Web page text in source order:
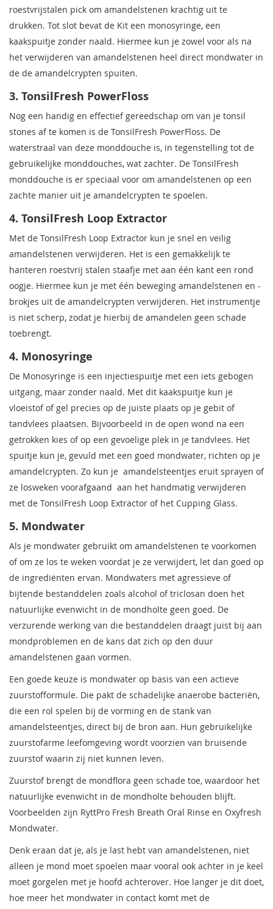
roestvrijstalen pick om amandelstenen krachtig uit te
drukken. Tot slot bevat de Kit een monosyringe, een
kaakspuitje zonder naald. Hiermee kun je zowel voor als na
het verwijderen van amandelstenen heel direct mondwater in
de de amandelcrypten spuiten.
3. TonsilFresh PowerFloss
Nog een handig en effectief gereedschap om van je tonsil
stones af te komen is de TonsilFresh PowerFloss. De
waterstraal van deze monddouche is, in tegenstelling tot de
gebruikelijke monddouches, wat zachter. De TonsilFresh
monddouche is er speciaal voor om amandelstenen op een
zachte manier uit je amandelcrypten te spoelen.
4. TonsilFresh Loop Extractor
Met de TonsilFresh Loop Extractor kun je snel en veilig
amandelstenen verwijderen. Het is een gemakkelijk te
hanteren roestvrij stalen staafje met aan één kant een rond
oogje. Hiermee kun je met één beweging amandelstenen en -
brokjes uit de amandelcrypten verwijderen. Het instrumentje
is niet scherp, zodat je hierbij de amandelen geen schade
toebrengt.
4. Monosyringe
De Monosyringe is een injectiespuitje met een iets gebogen
uitgang, maar zonder naald. Met dit kaakspuitje kun je
vloeistof of gel precies op de juiste plaats op je gebit of
tandvlees plaatsen. Bijvoorbeeld in de open wond na een
getrokken kies of op een gevoelige plek in je tandvlees. Het
spuitje kun je, gevuld met een goed mondwater, richten op je
amandelcrypten. Zo kun je amandelsteentjes eruit sprayen of
ze losweken voorafgaand aan het handmatig verwijderen
met de TonsilFresh Loop Extractor of het Cupping Glass.
5. Mondwater
Als je mondwater gebruikt om amandelstenen te voorkomen
of om ze los te weken voordat je ze verwijdert, let dan goed op
de ingrediënten ervan. Mondwaters met agressieve of
bijtende bestanddelen zoals alcohol of triclosan doen het
natuurlijke evenwicht in de mondholte geen goed. De
verzurende werking van die bestanddelen draagt juist bij aan
mondproblemen en de kans dat zich op den duur
amandelstenen gaan vormen.
Een goede keuze is mondwater op basis van een actieve
zuurstofformule. Die pakt de schadelijke anaerobe bacteriën,
die een rol spelen bij de vorming en de stank van
amandelsteentjes, direct bij de bron aan. Hun gebruikelijke
zuurstofarme leefomgeving wordt voorzien van bruisende
zuurstof waarin zij niet kunnen leven.
Zuurstof brengt de mondflora geen schade toe, waardoor het
natuurlijke evenwicht in de mondholte behouden blijft.
Voorbeelden zijn RyttPro Fresh Breath Oral Rinse en Oxyfresh
Mondwater.
Denk eraan dat je, als je last hebt van amandelstenen, niet
alleen je mond moet spoelen maar vooral ook achter in je keel
moet gorgelen met je hoofd achterover. Hoe langer je dit doet,
hoe meer het mondwater in contact komt met de